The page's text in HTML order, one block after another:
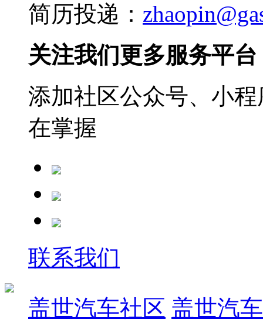
简历投递：
关注我们更多服务平台
添加社区公众号、小
在掌握
联系我们
盖世汽车社区 盖世汽